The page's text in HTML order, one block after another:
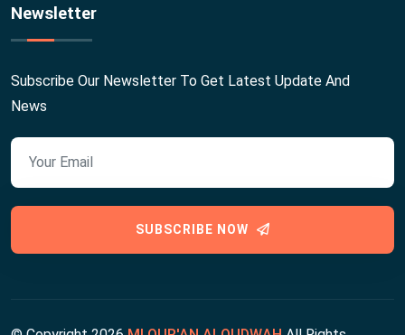
Newsletter
Subscribe Our Newsletter To Get Latest Update And
News
SUBSCRIBE NOW